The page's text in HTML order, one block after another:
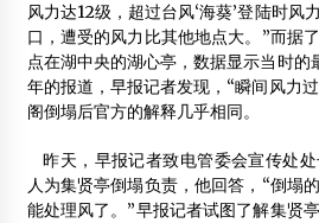
木楼梯专业委员会成立大会在上海隆重召开
2012年4月3日
木结构建筑
2012年12月13日
2012年材料科学与纳米技术国际会议
2012年2月16日
风力达12级，超过台风‘海葵’登陆时风
口，遭受的风力比其他地点大。”而据
点在湖中央的湖心亭，数据显示当时的
年的报道，早报记者发现，“瞬间风力
阁倒塌后官方的解释几乎相同。
昨天，早报记者致电管委会宣传处
人为集贤亭倒塌负责，他回答，“倒塌
能处理风了。”早报记者试图了解集贤